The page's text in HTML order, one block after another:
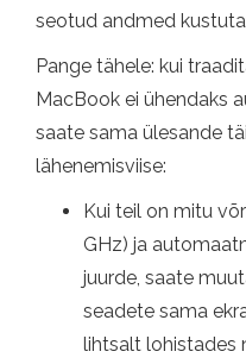
seotud andmed
Pange tähele: kui
MacBook ei ühendaks
saate sama ülesande
lähenemisviise:
Kui teil on mitu
GHz) ja
juurde, saate
seadete sama
lihtsalt lohistades